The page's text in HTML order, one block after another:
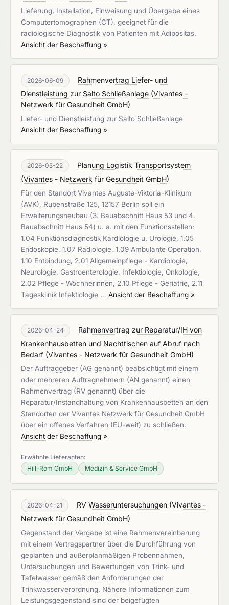
Lieferung, Installation, Einweisung und Übergabe eines
Computertomographen (CT), geeignet für die
radiologische Diagnostik von Patienten mit Adipositas.
Ansicht der Beschaffung »
2026-06-09
Rahmenvertrag Liefer- und
Dienstleistung zur Salto Schließanlage (Vivantes -
Netzwerk für Gesundheit GmbH)
Liefer- und Dienstleistung zur Salto Schließanlage
Ansicht der Beschaffung »
2026-05-22
Planung Logistik Transportsystem
(Vivantes - Netzwerk für Gesundheit GmbH)
Für den Standort Vivantes Auguste-Viktoria-Klinikum
(AVK), Rubenstraße 125, 12157 Berlin soll ein
Erweiterungsneubau (3. Bauabschnitt Haus 53 und 4.
Bauabschnitt Haus 54) u. a. mit den Funktionsstellen:
1.04 Funktionsdiagnostik Kardiologie u. Urologie, 1.05
Endoskopie, 1.07 Radiologie, 1.09 Ambulante Operation,
1.10 Entbindung, 2.01 Allgemeinpflege - Kardiologie,
Neurologie, Gastroenterologie, Infektiologie, Onkologie,
2.02 Pflege - Wöchnerinnen, 2.10 Pflege - Geriatrie, 2.11
Tagesklinik Infektiologie … Ansicht der Beschaffung »
2026-04-24
Rahmenvertrag zur Reparatur/IH von
Krankenhausbetten und Nachttischen auf Abruf nach
Bedarf (Vivantes - Netzwerk für Gesundheit GmbH)
Der Auftraggeber (AG genannt) beabsichtigt mit einem
oder mehreren Auftragnehmern (AN genannt) einen
Rahmenvertrag (RV genannt) über die
Reparatur/Instandhaltung von Krankenhausbetten an den
Standorten der Vivantes Netzwerk für Gesundheit GmbH
über ein offenes Verfahren (EU-weit) zu schließen.
Ansicht der Beschaffung »
Erwähnte Lieferanten:
Hill-Rom GmbH
Medizin & Service GmbH
2026-04-21 RV Wasseruntersuchungen (Vivantes -
Netzwerk für Gesundheit GmbH)
Gegenstand der Vergabe ist eine Rahmenvereinbarung
mit einem Vertragspartner über die Durchführung von
geplanten und außerplanmäßigen Probennahmen,
Untersuchungen und Bewertungen von Trink- und
Tafelwasser gemäß den Anforderungen der
Trinkwasserverordnung. Nähere Informationen zum
Leistungsgegenstand sind der beigefügten